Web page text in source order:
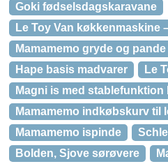
Goki fødselsdagskaravane
Le Toy Van køkkenmaskine
Mamamemo gryde og
Hape basis madvarer
Le
Magni is med stablefunktion
Mamamemo indkøbskurv til
Mamamemo ispinde
Bolden, Sjove sørøvere